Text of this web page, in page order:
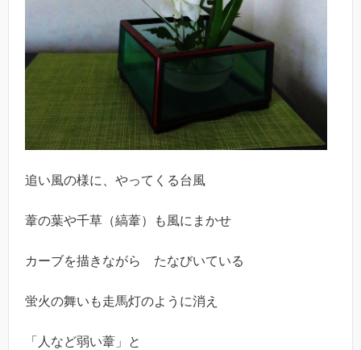
追い風の様に、やってくる台風
葦の葉や千草（縞葦）も風にまかせ
カーブを描きながら たなびいている
蛍火の舞いも走馬灯のように消え
「人など弱い葦」と